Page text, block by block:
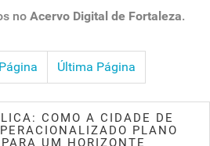
no Acervo Digital de Fortaleza.
Última Página
COMO A CIDADE DE
PLANO
UM HORIZONTE